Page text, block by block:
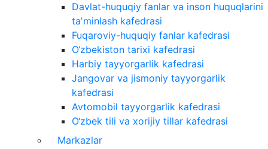
Davlat-huquqiy fanlar va inson huquqlarini
taʼminlash kafedrasi
Fuqaroviy-huquqiy fanlar kafedrasi
O‘zbekiston tarixi kafedrasi
Harbiy tayyorgarlik kafedrasi
Jangovar va jismoniy tayyorgarlik
kafedrasi
Avtomobil tayyorgarlik kafedrasi
O‘zbek tili va xorijiy tillar kafedrasi
Markazlar